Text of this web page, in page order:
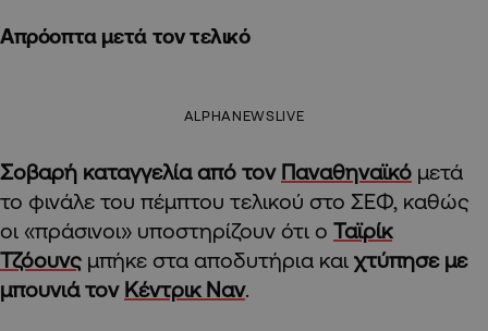
Απρόοπτα μετά τον τελικό
ALPHANEWSLIVE
Σοβαρή καταγγελία από τον Παναθηναϊκό μετά
το φινάλε του πέμπτου τελικού στο ΣΕΦ, καθώς
οι «πράσινοι» υποστηρίζουν ότι ο Ταϊρίκ
Τζόουνς μπήκε στα αποδυτήρια και χτύπησε με
μπουνιά τον Κέντρικ Ναν.